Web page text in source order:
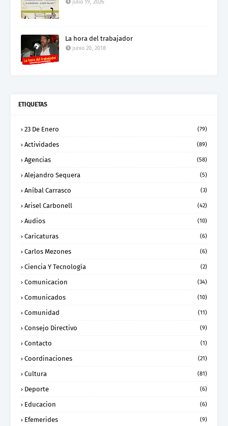
julio 19, 2026
La hora del trabajador
junio 20, 2018
ETIQUETAS
23 De Enero (79)
Actividades (89)
Agencias (58)
Alejandro Sequera (5)
Aníbal Carrasco (3)
Arisel Carbonell (42)
Audios (10)
Caricaturas (6)
Carlos Mezones (6)
Ciencia Y Tecnología (2)
Comunicacion (34)
Comunicados (10)
Comunidad (11)
Consejo Directivo (9)
Contacto (1)
Coordinaciones (21)
Cultura (81)
Deporte (6)
Educacion (6)
Efemerides (9)